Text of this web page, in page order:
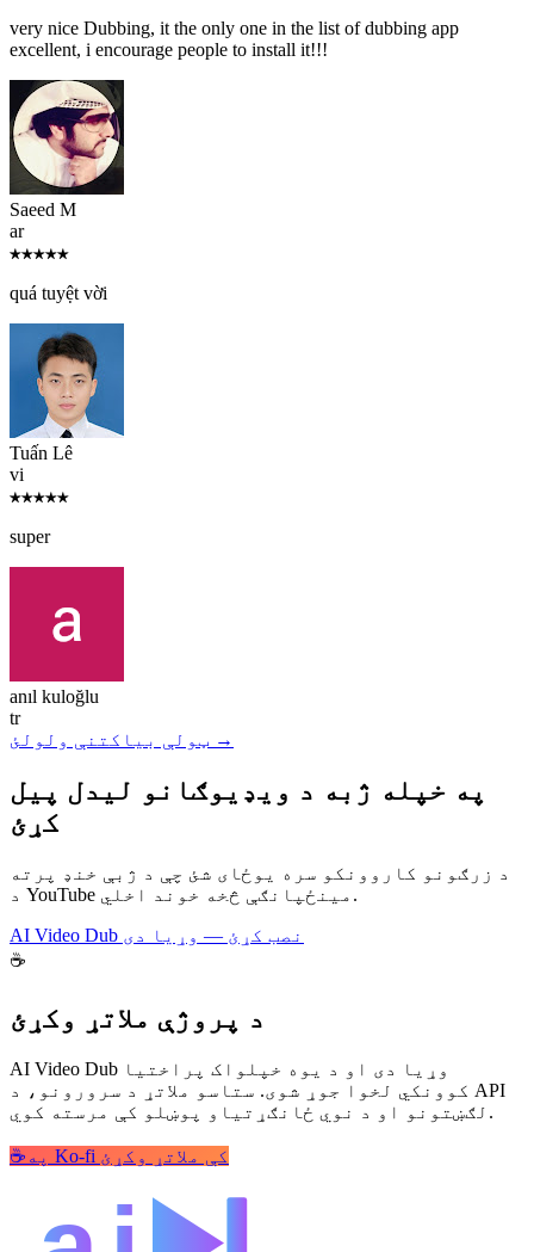
very nice Dubbing, it the only one in the list of dubbing app
excellent, i encourage people to install it!!!
Saeed M
ar
★★★★★
quá tuyệt vời
Tuấn Lê
vi
★★★★★
super
anıl kuloğlu
tr
ټولې بیاکتنې ولولئ →
په خپله ژبه د ویډیوګانو لیدل پیل
کړئ
د زرګونو کاروونکو سره یوځای شئ چې د ژبې خنډ پرته
د YouTube مینځپانګې څخه خوند اخلي.
AI Video Dub نصب کړئ — وړیا دی
☕
د پروژې ملاتړ وکړئ
AI Video Dub وړیا دی او د یوه خپلواک پراختیا
کوونکي لخوا جوړ شوی. ستاسو ملاتړ د سرورونو، د API
لګښتونو او د نوي ځانګړتیاو پوښلو کې مرسته کوي.
☕ په Ko-fi کې ملاتړ وکړئ